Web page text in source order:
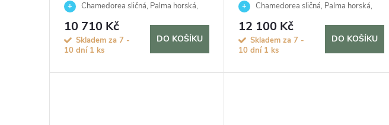
d
Chamedorea sličná, Palma horská,
Oštěpuška nádherná
10 710 Kč
Skladem za 7 -
10 dní 1 ks
DO KOŠÍKU
Chamedorea sličná, Palma horská,
Oštěpuška nádherná
12 100 Kč
Skladem za 7 -
10 dní 1 ks
DO KOŠÍKU